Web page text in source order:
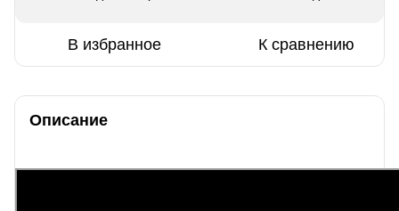
В избранное К сравнению
Описание